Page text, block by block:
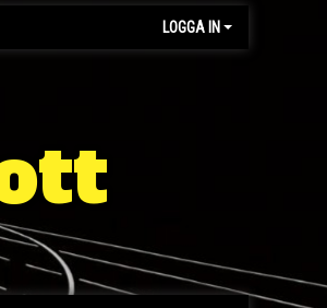
LOGGA IN